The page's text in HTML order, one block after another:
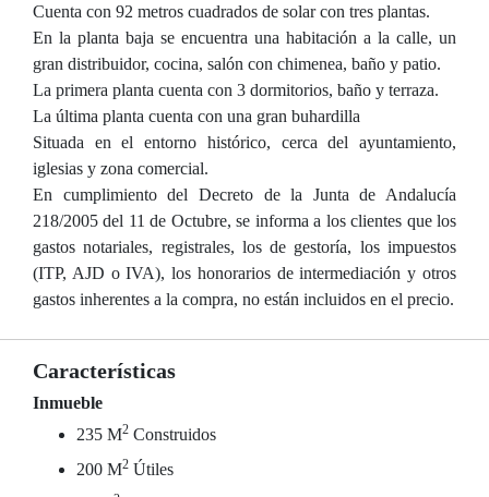
Cuenta con 92 metros cuadrados de solar con tres plantas.
En la planta baja se encuentra una habitación a la calle, un
gran distribuidor, cocina, salón con chimenea, baño y patio.
La primera planta cuenta con 3 dormitorios, baño y terraza.
La última planta cuenta con una gran buhardilla
Situada en el entorno histórico, cerca del ayuntamiento,
iglesias y zona comercial.
En cumplimiento del Decreto de la Junta de Andalucía
218/2005 del 11 de Octubre, se informa a los clientes que los
gastos notariales, registrales, los de gestoría, los impuestos
(ITP, AJD o IVA), los honorarios de intermediación y otros
gastos inherentes a la compra, no están incluidos en el precio.
Características
Inmueble
235 M2 Construidos
200 M2 Útiles